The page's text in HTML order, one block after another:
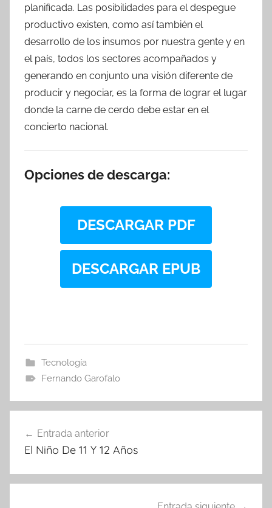
planificada. Las posibilidades para el despegue
productivo existen, como así también el
desarrollo de los insumos por nuestra gente y en
el país, todos los sectores acompañados y
generando en conjunto una visión diferente de
producir y negociar, es la forma de lograr el lugar
donde la carne de cerdo debe estar en el
concierto nacional.
Opciones de descarga:
DESCARGAR PDF
DESCARGAR EPUB
Tecnología
Fernando Garofalo
de
Entrada anterior
El Niño De 11 Y 12 Años